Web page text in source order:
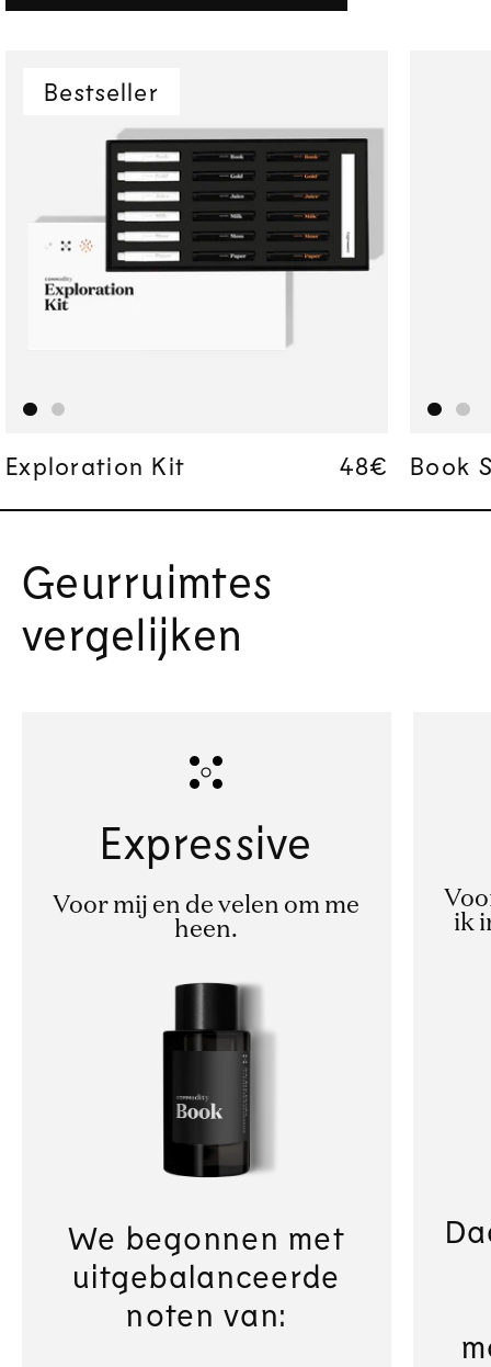
Bestseller
Exploration Kit Regular
48€
Regular
48€ Book
Geurruimtes
vergelijken
Expressive
Voor mij en de velen om me
heen.
We begonnen met
uitgebalanceerde
noten van:
ik